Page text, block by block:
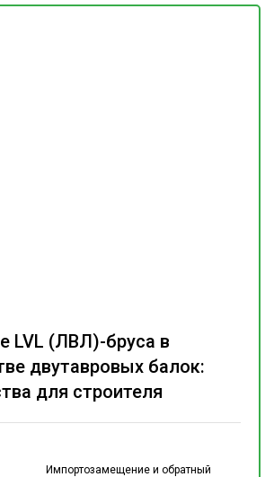
Импортозамещение и обратный
LVL (ЛВЛ)-бруса в
двутавровых балок:
для строителя